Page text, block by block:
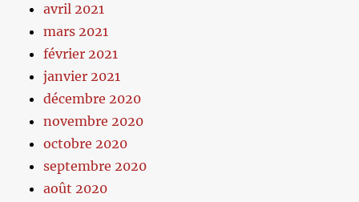
avril 2021
mars 2021
février 2021
janvier 2021
décembre 2020
novembre 2020
octobre 2020
septembre 2020
août 2020